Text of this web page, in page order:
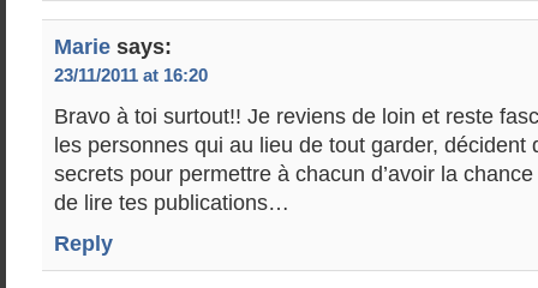
Marie says:
23/11/2011 at 16:20
Bravo à toi surtout!! Je reviens de loin et reste
les personnes qui au lieu de tout garder, décident
secrets pour permettre à chacun d’avoir la
de lire tes publications…
Reply